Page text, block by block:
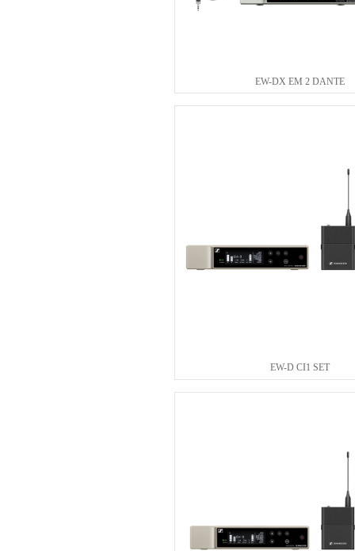
EW-DX EM 2 DANTE
EW-D CI1 SET